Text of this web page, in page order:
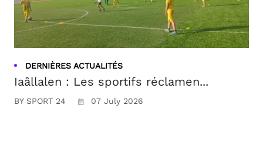
DERNIÈRES ACTUALITÉS
Iaâllalen : Les sportifs réclamen...
BY SPORT 24 07 July 2026